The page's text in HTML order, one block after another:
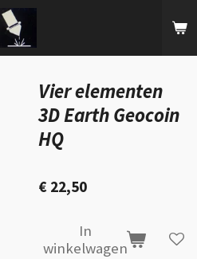
Vier elementen
3D Earth Geocoin
HQ
€ 22,50
In
winkelwagen